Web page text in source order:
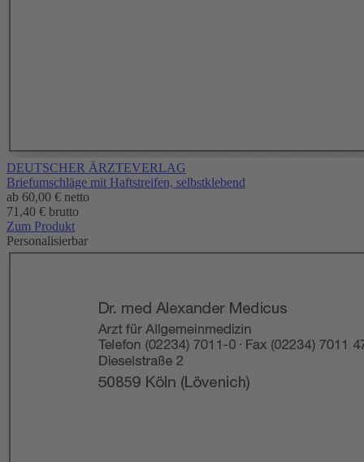
DEUTSCHER ÄRZTEVERLAG
Briefumschläge mit Haftstreifen, selbstklebend
ab 60,00 € netto
71,40 € brutto
Zum Produkt
Personalisierbar